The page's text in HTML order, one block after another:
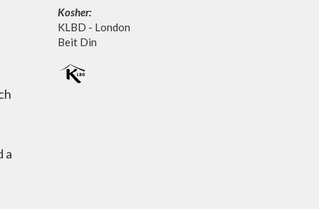
a
Kosher:
KLBD - London
Beit Din